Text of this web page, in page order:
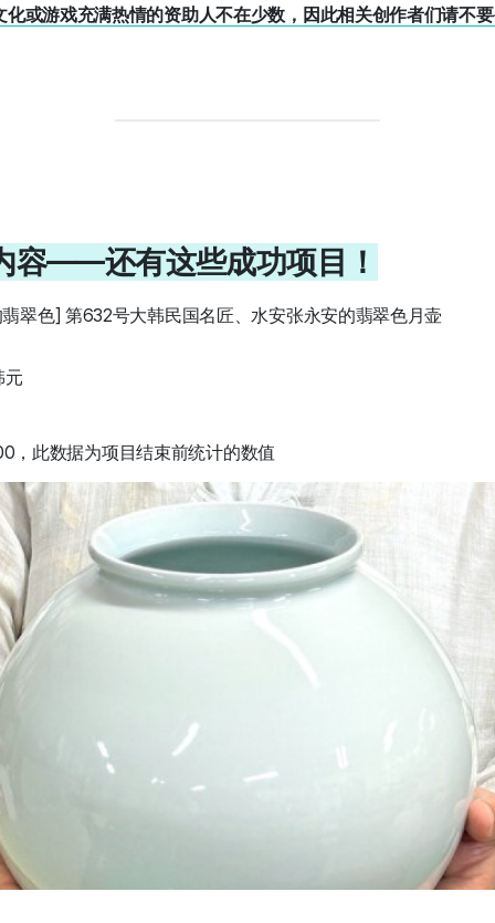
或游戏充满热情的资助人不在少数，因此相关创作者们请不
容——还有这些成功项目！
翠色] 第632号大韩民国名匠、水安张永安的翡翠色月壶
元
，此数据为项目结束前统计的数值